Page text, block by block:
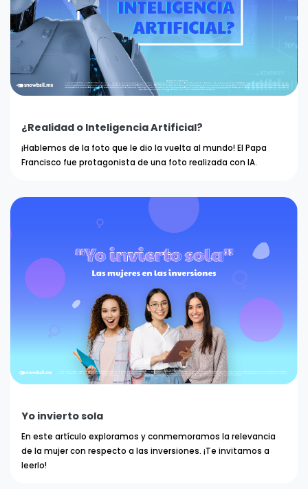
¿Realidad o Inteligencia Artificial?
¡Hablemos de la foto que le dio la vuelta al mundo! El Papa
Francisco fue protagonista de una foto realizada con IA.
Yo invierto sola
En este artículo exploramos y conmemoramos la relevancia
de la mujer con respecto a las inversiones. ¡Te invitamos a
leerlo!